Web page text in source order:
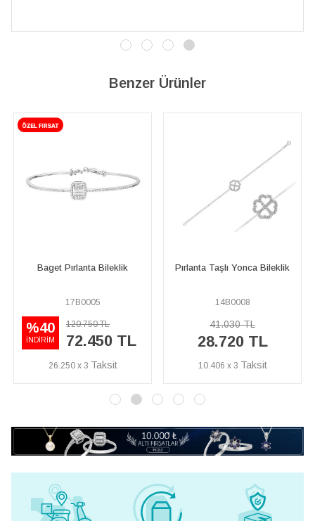
Benzer Ürünler
Pırlanta Bileklik
120.750 TL
72.450 TL
Pırlanta Taşlı Yonca Bileklik
41.030 TL
28.720 TL